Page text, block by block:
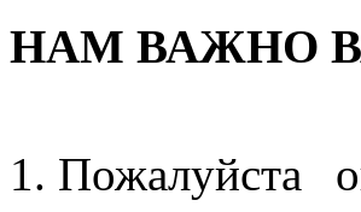
НАМ ВАЖНО
Пожалуйста